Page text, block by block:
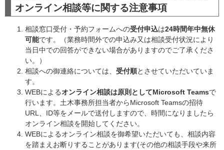
オンライン相談等に関する注意事項
相談窓口受付・予約フォームへの受付申込は24時間年中無休
可能です。（業務時間外での申込み又は相談受付状況により
当日中での回答ができない場合がありますのでご了承くださ
い。）
相談への御連絡については、 受付順とさせていただいていま
す。
WEBによるオンライン相談は原則としてMicrosoft Teamsで
行います。土木事務所担当者からMicrosoft Teamsの招待
URL、ID等をメールで送付しますので、時間になりましたら
オンライン相談を開始してください。
WEBによるオンライン相談を御希望いただいても、相談内容
を踏まえお断りすることがあります(その他の相談手段や来所